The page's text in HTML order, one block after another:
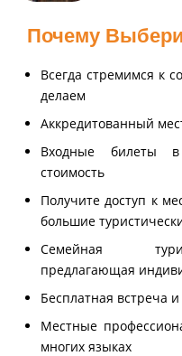
Почему
Всегда стремимся к
делаем
Аккредитованный
Входные билеты
стоимость
Получите доступ к
большие
Семейная
предлагающая
Бесплатная встреча
Местные
многих языках